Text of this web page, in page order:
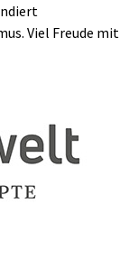
Viel Freude mit